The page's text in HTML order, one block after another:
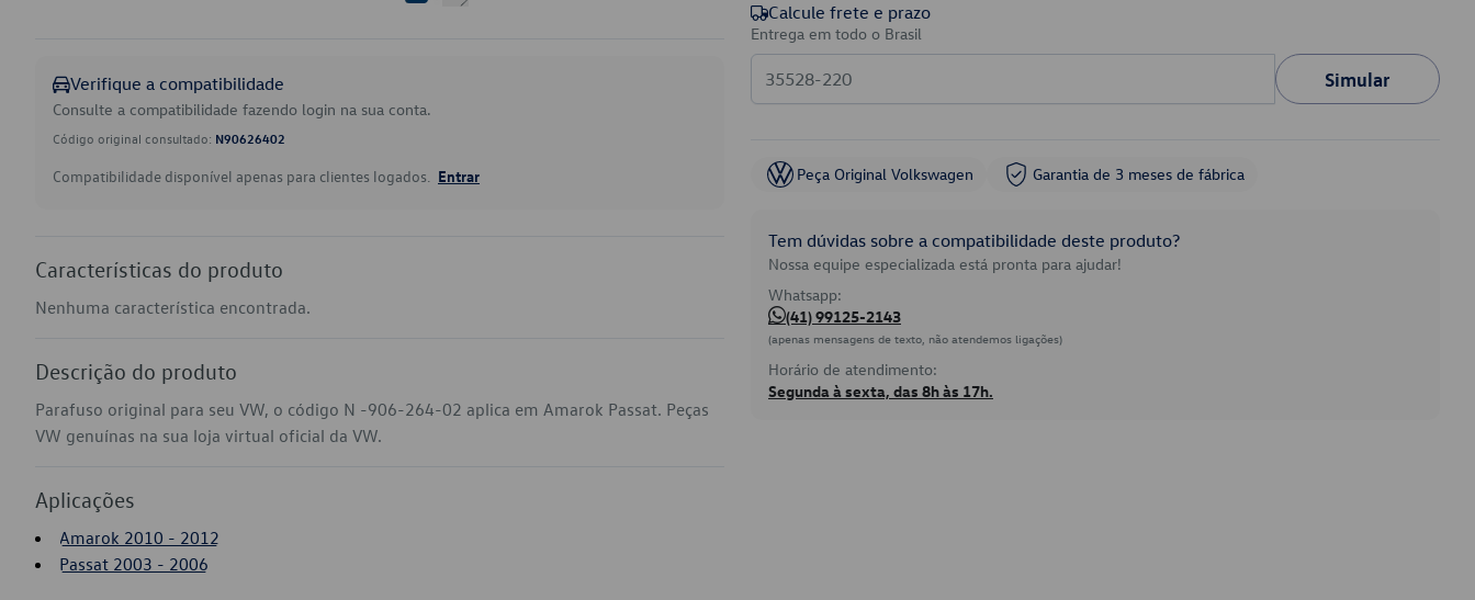
Verifique a compatibilidade
Consulte a compatibilidade fazendo login na sua conta.
Código original consultado: N90626402
Compatibilidade disponível apenas para clientes logados. Entrar
Características do produto
Nenhuma característica encontrada.
Descrição do produto
Parafuso original para seu VW, o código N -906-264-02 aplica em Amarok Passat. Peças
VW genuínas na sua loja virtual oficial da VW.
Aplicações
Amarok 2010 - 2012
Passat 2003 - 2006
Calcule frete e prazo
Entrega em todo o Brasil
Simular
Peça Original Volkswagen Garantia de 3 meses de fábrica
Tem dúvidas sobre a compatibilidade deste produto?
Nossa equipe especializada está pronta para ajudar!
Whatsapp:
(41) 99125-2143
(apenas mensagens de texto, não atendemos ligações)
Horário de atendimento:
Segunda à sexta, das 8h às 17h.